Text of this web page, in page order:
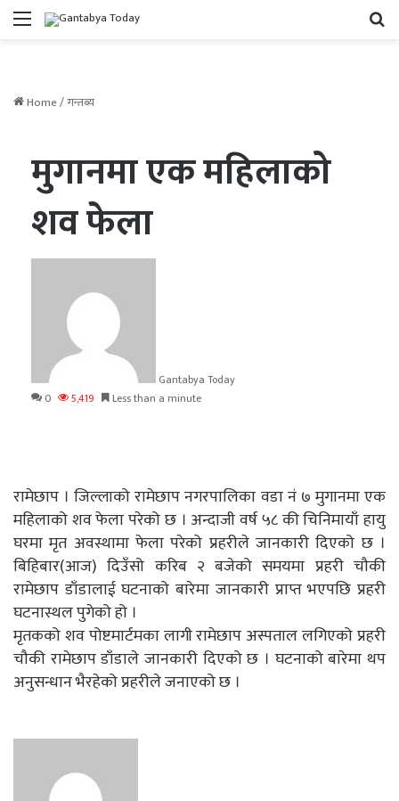
Menu
Home/गन्तब्य
मुगानमा एक महिलाको
शव फेला
Gantabya Today
0
5,419 Less than a minute
रामेछाप । जिल्लाको रामेछाप नगरपालिका वडा नं ७ मुगानमा एक
महिलाको शव फेला परेको छ । अन्दाजी वर्ष ५८ की चिनिमायाँ हायु
घरमा मृत अवस्थामा फेला परेको प्रहरीले जानकारी दिएको छ ।
बिहिबार(आज) दिउँसो करिब २ बजेको समयमा प्रहरी चौकी
रामेछाप डाँडालाई घटनाको बारेमा जानकारी प्राप्त भएपछि प्रहरी
घटनास्थल पुगेको हो ।
मृतकको शव पोष्टमार्टमका लागी रामेछाप अस्पताल लगिएको प्रहरी
चौकी रामेछाप डाँडाले जानकारी दिएको छ । घटनाको बारेमा थप
अनुसन्धान भैरहेको प्रहरीले जनाएको छ ।